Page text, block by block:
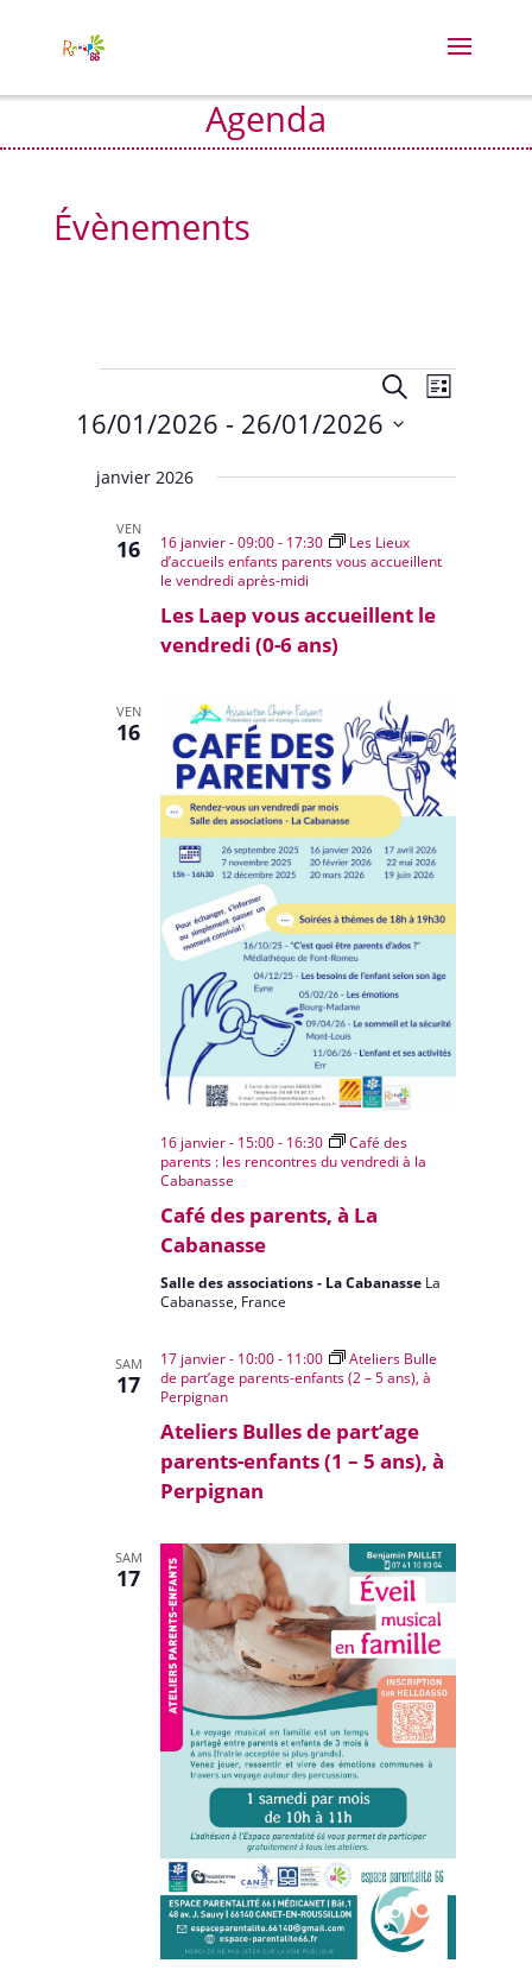
Agenda
Évènements
Évènements Recherche
et
navigation
de
Recherche
de
Liste
16/01/2026 - 26/01/2026
une
date.
janvier 2026
VEN
16
Les Laep vous accueillent le
vendredi (0-6 ans)
16 janvier - 09:00- 17:30
Les Lieux
d’accueils enfants parents vous accueillent
le vendredi après-midi
VEN
16
Café des parents, à La
Cabanasse
16 janvier - 15:00- 16:30
Café des
parents : les rencontres du vendredi à la
Cabanasse
Salle des associations - La Cabanasse La
Cabanasse, France
SAM
17
Ateliers Bulles de part’age
parents-enfants (1 – 5 ans), à
Perpignan
17 janvier - 10:00- 11:00
Ateliers Bulle
de part’age parents-enfants (2 – 5 ans), à
Perpignan
SAM
17